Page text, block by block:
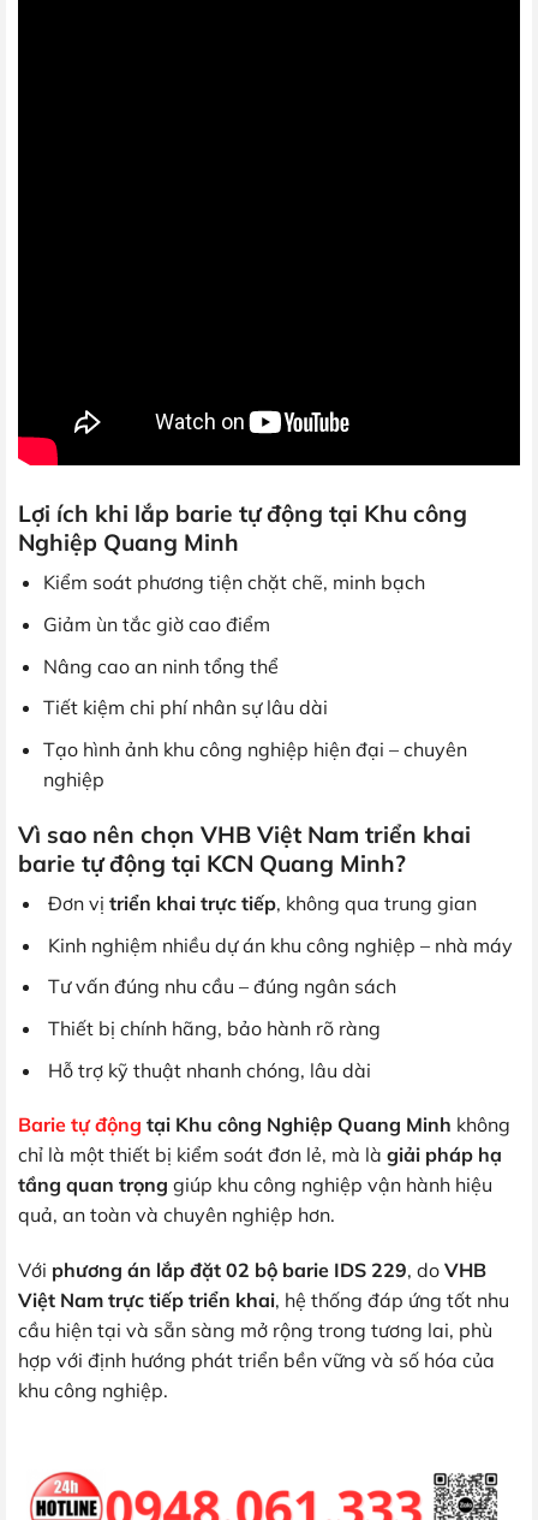
Lợi ích khi lắp barie tự động tại Khu công
Nghiệp Quang Minh
Kiểm soát phương tiện chặt chẽ, minh bạch
Giảm ùn tắc giờ cao điểm
Nâng cao an ninh tổng thể
Tiết kiệm chi phí nhân sự lâu dài
Tạo hình ảnh khu công nghiệp hiện đại – chuyên
nghiệp
Vì sao nên chọn VHB Việt Nam triển khai
barie tự động tại KCN Quang Minh?
Đơn vị triển khai trực tiếp, không qua trung gian
Kinh nghiệm nhiều dự án khu công nghiệp – nhà máy
Tư vấn đúng nhu cầu – đúng ngân sách
Thiết bị chính hãng, bảo hành rõ ràng
Hỗ trợ kỹ thuật nhanh chóng, lâu dài
Barie tự động tại Khu công Nghiệp Quang Minh không
chỉ là một thiết bị kiểm soát đơn lẻ, mà là giải pháp hạ
tầng quan trọng giúp khu công nghiệp vận hành hiệu
quả, an toàn và chuyên nghiệp hơn.
Với phương án lắp đặt 02 bộ barie IDS 229, do VHB
Việt Nam trực tiếp triển khai, hệ thống đáp ứng tốt nhu
cầu hiện tại và sẵn sàng mở rộng trong tương lai, phù
hợp với định hướng phát triển bền vững và số hóa của
khu công nghiệp.